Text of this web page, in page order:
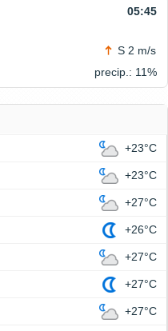
05:45
S 2 m/s
precip.: 11%
+23°C
+23°C
+27°C
+26°C
+27°C
+27°C
+27°C